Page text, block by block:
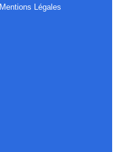
Mentions Légales